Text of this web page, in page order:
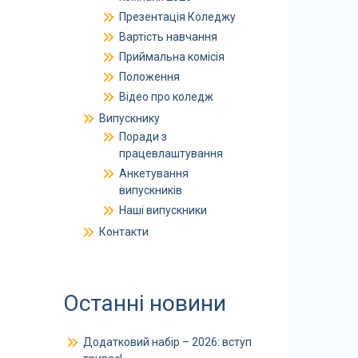
Презентація Коледжу
Вартість навчання
Приймальна комісія
Положення
Відео про коледж
Випускнику
Поради з
працевлаштування
Анкетування
випускників
Наші випускники
Контакти
Останні новини
Додатковий набір – 2026: вступ